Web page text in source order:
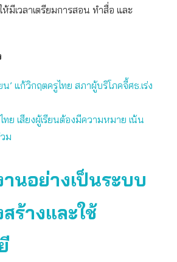
มีเวลาเตรียมการสอน ทำสื่อ และ
น’ แก้วิกฤตครูไทย สภาผู้บริโภคจี้ศธ.เร่ง
ย เสียงผู้เรียนต้องมีความหมาย เน้น
ม
นอย่างเป็นระบบ
ร้างและใช้